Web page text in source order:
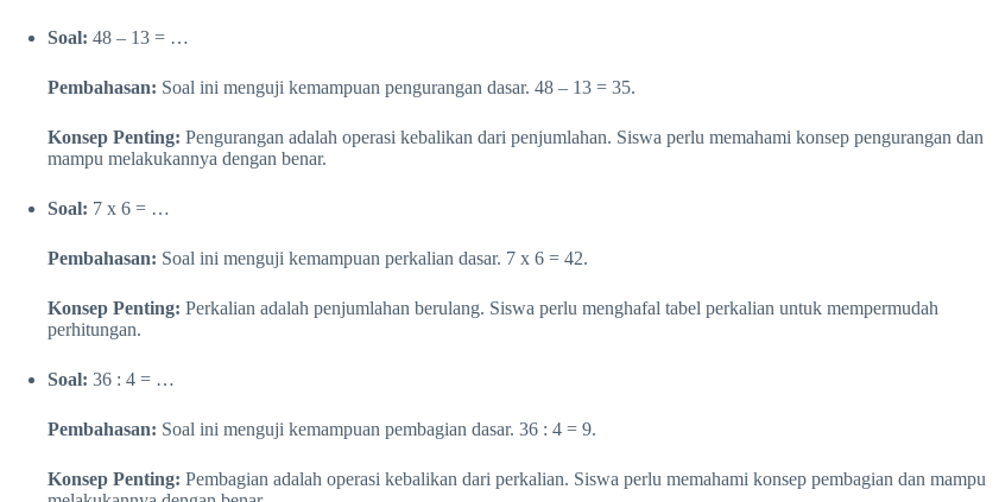
Soal: 48 – 13 = …
Pembahasan: Soal ini menguji kemampuan pengurangan dasar. 48 – 13 = 35.
Konsep Penting: Pengurangan adalah operasi kebalikan dari penjumlahan. Siswa perlu memahami konsep pengurangan dan
mampu melakukannya dengan benar.
Soal: 7 x 6 = …
Pembahasan: Soal ini menguji kemampuan perkalian dasar. 7 x 6 = 42.
Konsep Penting: Perkalian adalah penjumlahan berulang. Siswa perlu menghafal tabel perkalian untuk mempermudah
perhitungan.
Soal: 36 : 4 = …
Pembahasan: Soal ini menguji kemampuan pembagian dasar. 36 : 4 = 9.
Konsep Penting: Pembagian adalah operasi kebalikan dari perkalian. Siswa perlu memahami konsep pembagian dan mampu